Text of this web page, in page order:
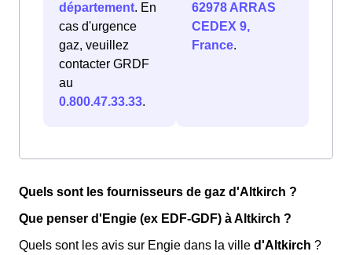
département. En
cas d'urgence
gaz, veuillez
contacter GRDF
au
0.800.47.33.33.
62978 ARRAS
CEDEX 9,
France.
Quels sont les fournisseurs de gaz d'Altkirch ?
Que penser d'Engie (ex EDF-GDF) à Altkirch ?
Quels sont les avis sur Engie dans la ville d'Altkirch ?